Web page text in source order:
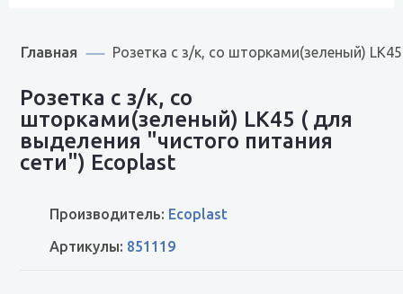
Главная Розетка с з/к, со шторками(зеленый)
Розетка с з/к, со
шторками(зеленый) LK45 ( для
выделения "чиcтого питания
сети") Ecoplast
Производитель: Ecoplast
Артикулы: 851119